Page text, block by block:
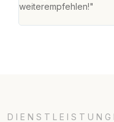
weiterempfehlen!"